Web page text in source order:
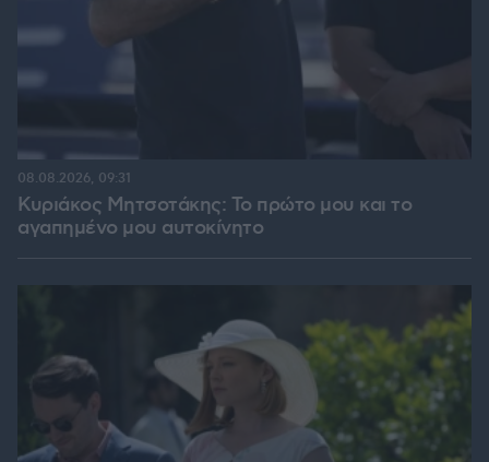
Κυριάκος Μητσοτάκης: Το πρώτο μου και το
αγαπημένο μου αυτοκίνητο
08.08.2026, 09:31